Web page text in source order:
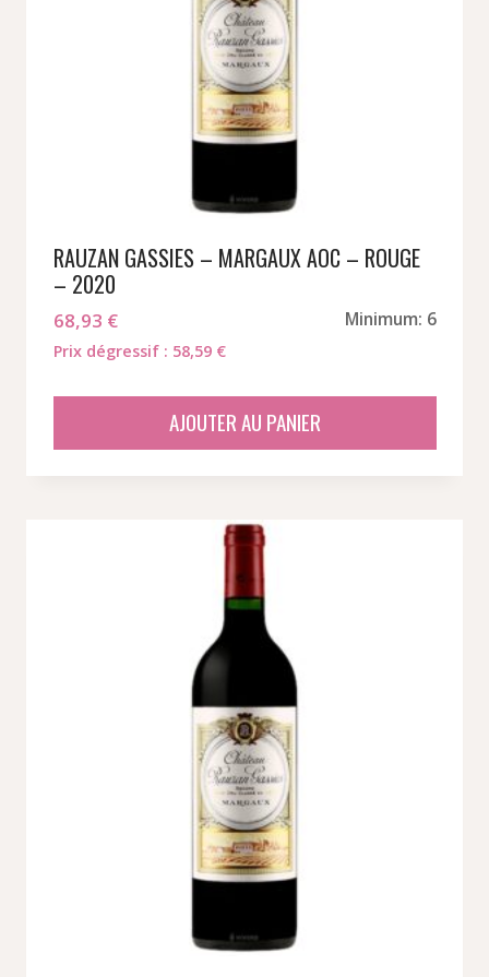
RAUZAN GASSIES – MARGAUX AOC – ROUGE
– 2020
68,93 € Minimum: 6
Prix dégressif : 58,59 €
AJOUTER AU PANIER